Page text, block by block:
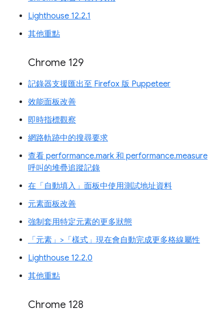
Lighthouse 12.2.1
其他重點
Chrome 129
記錄器支援匯出至 Firefox 版 Puppeteer
效能面板改善
即時指標觀察
網路軌跡中的搜尋要求
查看 performance.mark 和 performance.measure
呼叫的堆疊追蹤記錄
在「自動填入」面板中使用測試地址資料
元素面板改善
強制套用特定元素的更多狀態
「元素」>「樣式」現在會自動完成更多格線屬性
Lighthouse 12.2.0
其他重點
Chrome 128